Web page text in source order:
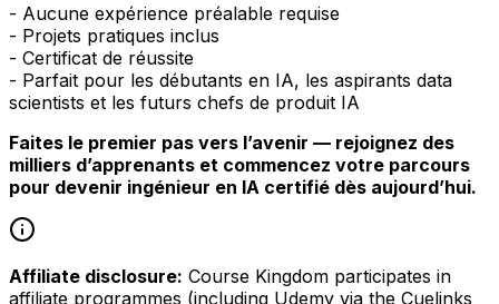
- Aucune expérience préalable requise
- Projets pratiques inclus
- Certificat de réussite
- Parfait pour les débutants en IA, les aspirants data
scientists et les futurs chefs de produit IA
Faites le premier pas vers l’avenir — rejoignez des
milliers d’apprenants et commencez votre parcours
pour devenir ingénieur en IA certifié dès aujourd’hui.
Affiliate disclosure: Course Kingdom participates in
affiliate programmes (including Udemy via the Cuelinks